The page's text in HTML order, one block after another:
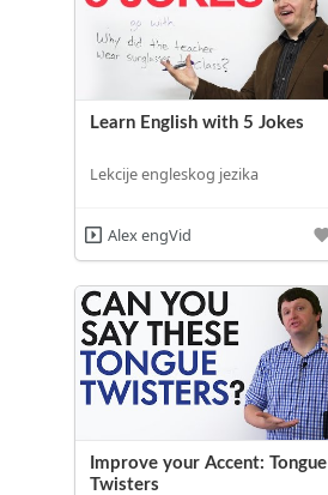
Learn English with 5 Jokes
Lekcije engleskog jezika
Alex engVid
Improve your Accent: Tongue
Twisters